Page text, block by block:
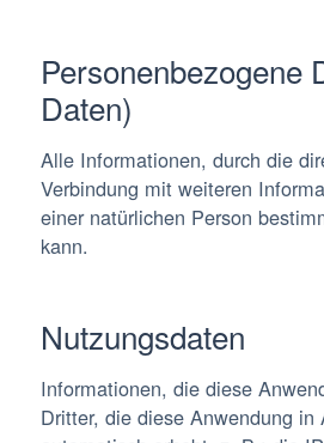
Personenbezogene
Daten)
Alle Informationen, durch die
Verbindung mit weiteren
einer natürlichen Person
kann.
Nutzungsdaten
Informationen, die diese
Dritter, die diese Anwendung in